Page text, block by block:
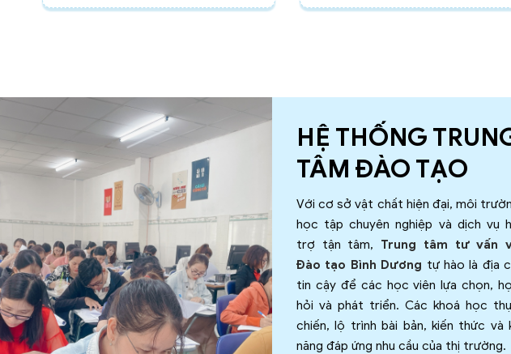
HỆ THỐNG
TÂM ĐÀO TẠO
Với cơ sở vật chất hiện đại, môi
học tập chuyên nghiệp và dịch vụ
trợ tận tâm, Trung tâm tư vấn
Đào tạo Bình Dương tự hào là địa
tin cậy để các học viên lựa chọn,
hỏi và phát triển. Các khoá học
chiến, lộ trình bài bản, kiến thức và
năng đáp ứng nhu cầu của thị trường.